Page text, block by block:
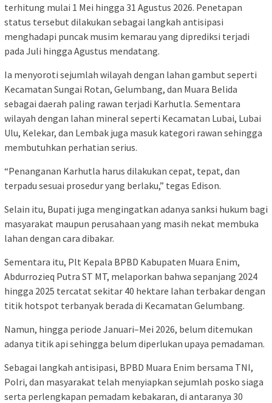
terhitung mulai 1 Mei hingga 31 Agustus 2026. Penetapan
status tersebut dilakukan sebagai langkah antisipasi
menghadapi puncak musim kemarau yang diprediksi terjadi
pada Juli hingga Agustus mendatang.
Ia menyoroti sejumlah wilayah dengan lahan gambut seperti
Kecamatan Sungai Rotan, Gelumbang, dan Muara Belida
sebagai daerah paling rawan terjadi Karhutla. Sementara
wilayah dengan lahan mineral seperti Kecamatan Lubai, Lubai
Ulu, Kelekar, dan Lembak juga masuk kategori rawan sehingga
membutuhkan perhatian serius.
“Penanganan Karhutla harus dilakukan cepat, tepat, dan
terpadu sesuai prosedur yang berlaku,” tegas Edison.
Selain itu, Bupati juga mengingatkan adanya sanksi hukum bagi
masyarakat maupun perusahaan yang masih nekat membuka
lahan dengan cara dibakar.
Sementara itu, Plt Kepala BPBD Kabupaten Muara Enim,
Abdurrozieq Putra ST MT, melaporkan bahwa sepanjang 2024
hingga 2025 tercatat sekitar 40 hektare lahan terbakar dengan
titik hotspot terbanyak berada di Kecamatan Gelumbang.
Namun, hingga periode Januari–Mei 2026, belum ditemukan
adanya titik api sehingga belum diperlukan upaya pemadaman.
Sebagai langkah antisipasi, BPBD Muara Enim bersama TNI,
Polri, dan masyarakat telah menyiapkan sejumlah posko siaga
serta perlengkapan pemadam kebakaran, di antaranya 30